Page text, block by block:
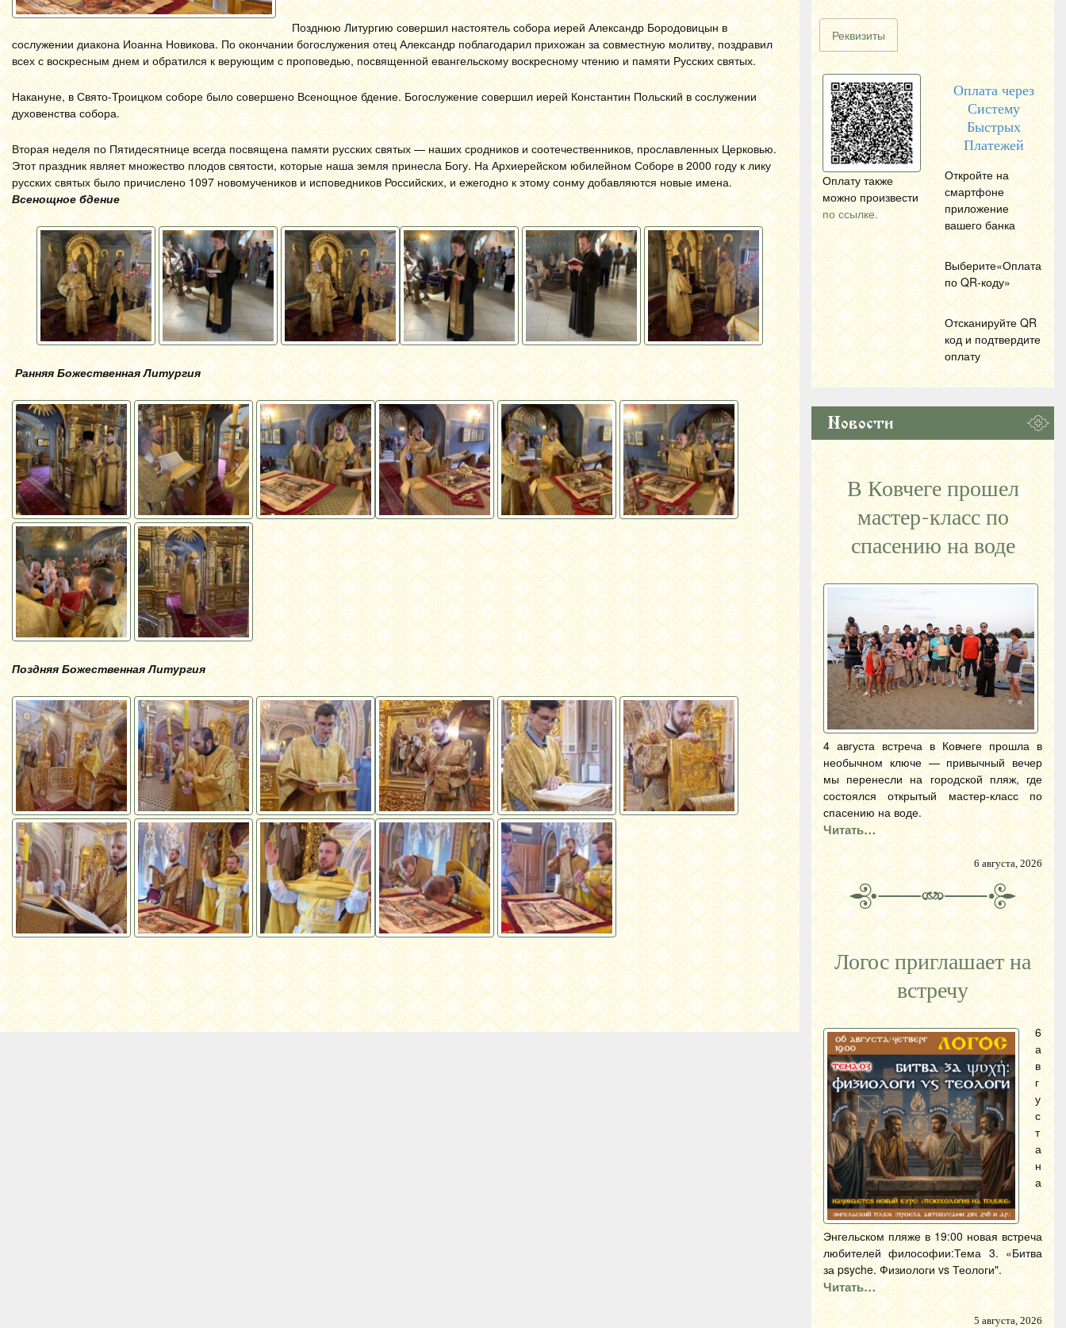
Позднюю Литургию совершил настоятель собора иерей Александр Бородовицын в
сослужении диакона Иоанна Новикова. По окончании богослужения отец Александр поблагодарил прихожан за совместную молитву, поздравил
всех с воскресным днем и обратился к верующим с проповедью, посвященной евангельскому воскресному чтению и памяти Русских святых.
Накануне, в Свято-Троицком соборе было совершено Всенощное бдение. Богослужение совершил иерей Константин Польский в сослужении
духовенства собора.
Вторая неделя по Пятидесятнице всегда посвящена памяти русских святых — наших сродников и соотечественников, прославленных Церковью.
Этот праздник являет множество плодов святости, которые наша земля принесла Богу. На Архиерейском юбилейном Соборе в 2000 году к лику
русских святых было причислено 1097 новомучеников и исповедников Российских, и ежегодно к этому сонму добавляются новые имена.
Всенощное бдение
Ранняя Божественная Литургия
Поздняя Божественная Литургия
Реквизиты
Оплату также
можно произвести
по ссылке.
Оплата через
Систему
Быстрых
Платежей
Откройте на
смартфоне
приложение
вашего банка
Выберите«Оплата
по QR-коду»
Отсканируйте QR
код и подтвердите
оплату
Новости
В Ковчеге прошел
мастер-класс по
спасению на воде
4 августа встреча в Ковчеге прошла в
необычном ключе — привычный вечер
мы перенесли на городской пляж, где
состоялся открытый мастер-класс по
спасению на воде.
Читать…
6 августа, 2026
Логос приглашает на
встречу
6
а
в
г
у
с
т
а
н
а
Энгельском пляже в 19:00 новая встреча
любителей философии:Тема 3. «Битва
за psyche. Физиологи vs Теологи".
Читать…
5 августа, 2026